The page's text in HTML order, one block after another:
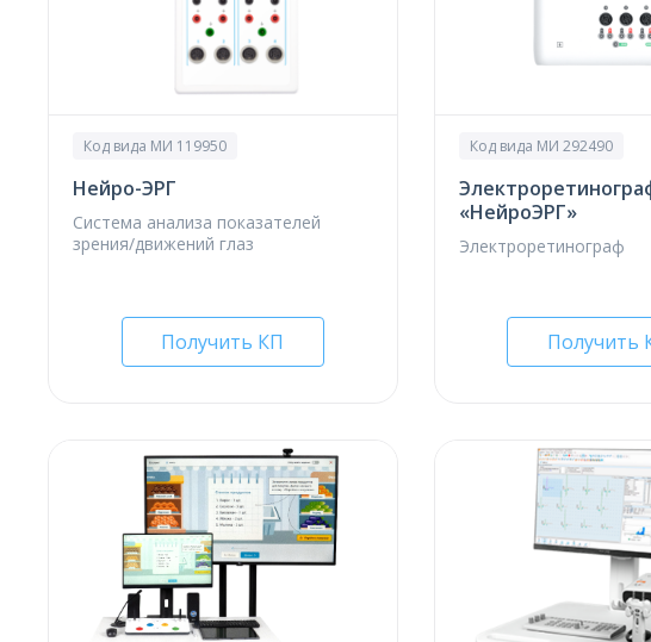
Код вида МИ 119950
Нейро-ЭРГ
Система анализа показателей
зрения/движений глаз
Получить КП
Код вида МИ 292490
«НейроЭРГ»
Электроретинограф
Получить